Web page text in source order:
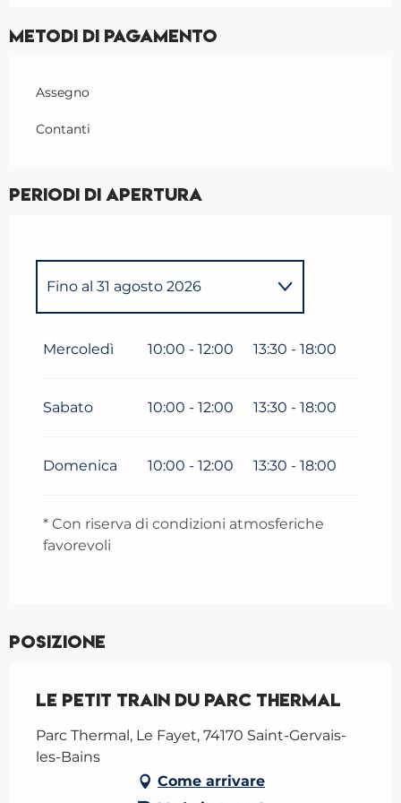
Metodi di pagamento
Assegno
Contanti
Periodi di apertura
Fino al 31 agosto 2026
Mercoledì 10:00 - 12:00 13:30 - 18:00
Sabato 10:00 - 12:00 13:30 - 18:00
Domenica 10:00 - 12:00 13:30 - 18:00
* Con riserva di condizioni atmosferiche
favorevoli
Posizione
Le Petit Train du Parc Thermal
Parc Thermal, Le Fayet, 74170 Saint-Gervais-
les-Bains
Come arrivare